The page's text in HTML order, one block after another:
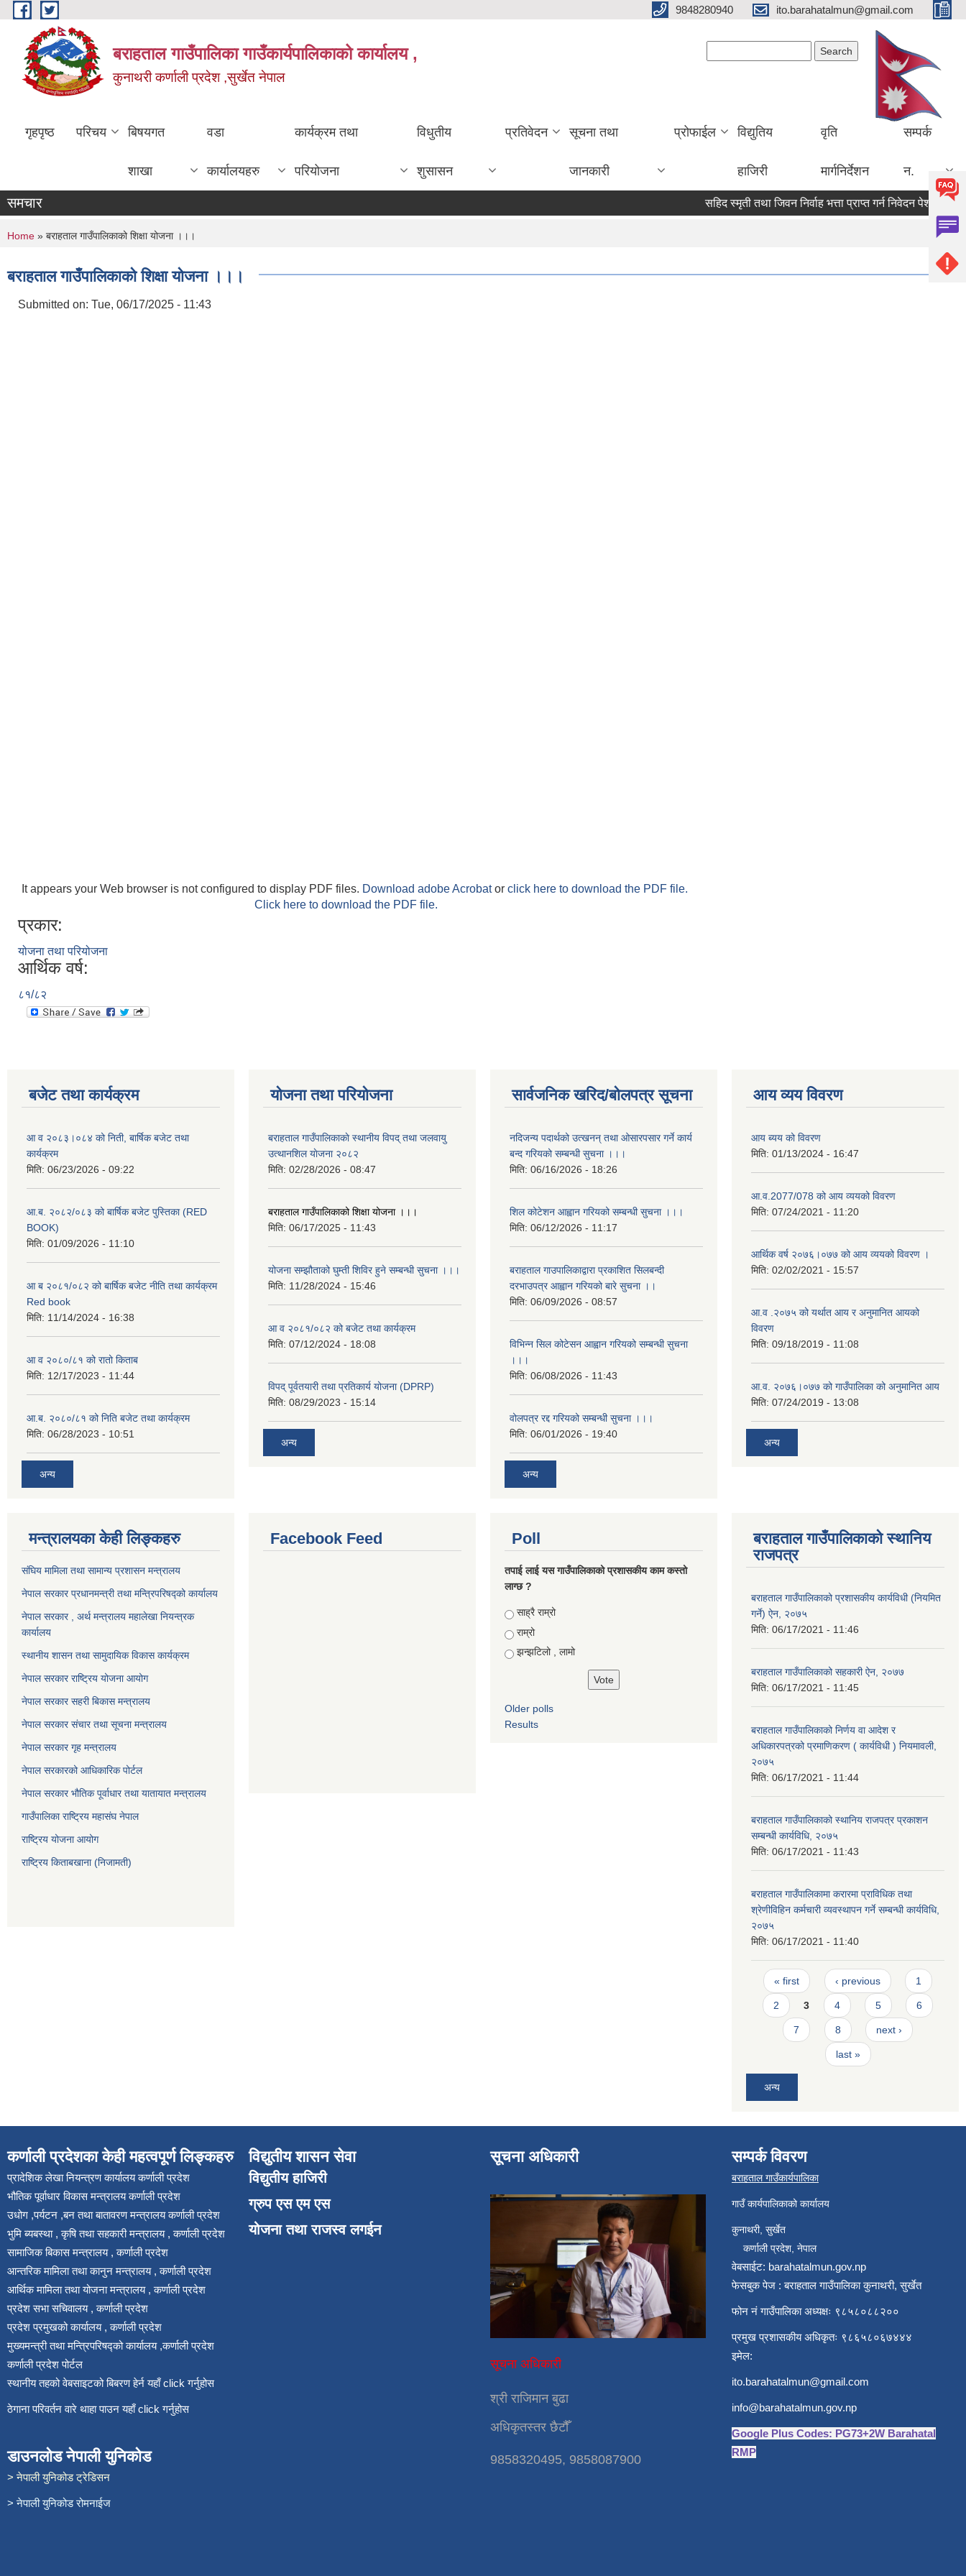
Skip to main content 9848280940 ito.barahatalmun@gmail.com
बराहताल गाउँपालिका गाउँकार्यपालिकाको कार्यालय ,
कुनाथरी कर्णाली प्रदेश ,सुर्खेत नेपाल
गृहपृष्ठ परिचय बिषयगत
शाखा
वडा
कार्यालयहरु
कार्यक्रम तथा
परियोजना
विधुतीय
शुसासन
प्रतिवेदन सूचना तथा
जानकारी
प्रोफाईल विद्युतिय
हाजिरी
वृति
मार्गनिर्देशन
सम्पर्क
न.
समचार सहिद स्मृती तथा जिवन निर्वाह भत्ता प्राप्त गर्न निवेदन पेश गर्ने
You are here
Home » बराहताल गाउँपालिकाको शिक्षा योजना ।।।
बराहताल गाउँपालिकाको शिक्षा योजना ।।।
Submitted on: Tue, 06/17/2025 - 11:43
It appears your Web browser is not configured to display PDF files. Download adobe Acrobator click here to download the PDF file.
Click here to download the PDF file.
प्रकार:
योजना तथा परियोजना
आर्थिक वर्ष:
८१/८२
बजेट तथा कार्यक्रम
आ व २०८३।०८४ को निती, बार्षिक बजेट तथा
कार्यक्रम
मिति: 06/23/2026 - 09:22
आ.ब. २०८२/०८३ को बार्षिक बजेट पुस्तिका (RED
BOOK)
मिति: 01/09/2026 - 11:10
आ ब २०८१/०८२ को बार्षिक बजेट नीति तथा कार्यक्रम
Red book
मिति: 11/14/2024 - 16:38
आ व २०८०/८१ को रातो किताब
मिति: 12/17/2023 - 11:44
आ.ब. २०८०/८१ को निति बजेट तथा कार्यक्रम
मिति: 06/28/2023 - 10:51
अन्य
योजना तथा परियोजना
बराहताल गाउँपालिकाकाे स्थानीय विपद् तथा जलवायु
उत्थानशिल याेजना २०८२
मिति: 02/28/2026 - 08:47
बराहताल गाउँपालिकाको शिक्षा योजना ।।।
मिति: 06/17/2025 - 11:43
योजना सम्झौताको घुम्ती शिविर हुने सम्बन्धी सुचना ।।।
मिति: 11/28/2024 - 15:46
आ व २०८१/०८२ को बजेट तथा कार्यक्रम
मिति: 07/12/2024 - 18:08
विपद् पूर्वतयारी तथा प्रतिकार्य योजना (DPRP)
मिति: 08/29/2023 - 15:14
अन्य
सार्वजनिक खरिद/बोलपत्र सूचना
नदिजन्य पदार्थको उत्खनन् तथा ओसारपसार गर्ने कार्य
बन्द गरियको सम्बन्धी सुचना ।।।
मिति: 06/16/2026 - 18:26
शिल कोटेशन आह्वान गरियको सम्बन्धी सुचना ।।।
मिति: 06/12/2026 - 11:17
बराहताल गाउपालिकाद्वारा प्रकाशित सिलबन्दी
दरभाउपत्र आह्वान गरियको बारे सुचना ।।
मिति: 06/09/2026 - 08:57
विभिन्न सिल कोटेसन आह्वान गरियको सम्बन्धी सुचना
।।।
मिति: 06/08/2026 - 11:43
वोलपत्र रद्द गरियको सम्बन्धी सुचना ।।।
मिति: 06/01/2026 - 19:40
अन्य
आय व्यय विवरण
आय ब्यय को विवरण
मिति: 01/13/2024 - 16:47
आ.व.2077/078 को आय व्ययको विवरण
मिति: 07/24/2021 - 11:20
आर्थिक वर्ष २०७६।०७७ को आय व्ययको विवरण ।
मिति: 02/02/2021 - 15:57
आ.व .२०७५ को यर्थात आय र अनुमानित आयको
विवरण
मिति: 09/18/2019 - 11:08
आ.व. २०७६।०७७ को गाउँपालिका को अनुमानित आय
मिति: 07/24/2019 - 13:08
अन्य
मन्त्रालयका केही लिङ्कहरु
संघिय मामिला तथा सामान्य प्रशासन मन्त्रालय
नेपाल सरकार प्रधानमन्त्री तथा मन्त्रिपरिषद्को कार्यालय
नेपाल सरकार , अर्थ मन्त्रालय महालेखा नियन्त्रक
कार्यालय
स्थानीय शासन तथा सामुदायिक विकास कार्यक्रम
नेपाल सरकार राष्ट्रिय योजना आयोग
नेपाल सरकार सहरी बिकास मन्त्रालय
नेपाल सरकार संचार तथा सूचना मन्त्रालय
नेपाल सरकार गृह मन्त्रालय
नेपाल सरकारको आधिकारिक पोर्टल
नेपाल सरकार भौतिक पूर्वाधार तथा यातायात मन्त्रालय
गाउँपालिका राष्ट्रिय महासंघ नेपाल
राष्ट्रिय योजना आयोग
राष्ट्रिय किताबखाना (निजामती)
Facebook Feed Poll
तपाई लाई यस गाउँपालिकाको प्रशासकीय काम कस्तो
लाग्छ ?
Choices
साह्रै राम्रो
राम्रो
झन्झटिलो , लामो
Older polls
Results
बराहताल गाउँपालिकाको स्थानिय
राजपत्र
बराहताल गाउँपालिकाको प्रशासकीय कार्यविधी (नियमित
गर्ने) ऐन, २०७५
मिति: 06/17/2021 - 11:46
बराहताल गाउँपालिकाको सहकारी ऐन, २०७७
मिति: 06/17/2021 - 11:45
बराहताल गाउँपालिकाको निर्णय वा आदेश र
अधिकारपत्रको प्रमाणिकरण ( कार्यविधी ) नियमावली,
२०७५
मिति: 06/17/2021 - 11:44
बराहताल गाउँपालिकाको स्थानिय राजपत्र प्रकाशन
सम्बन्धी कार्यविधि, २०७५
मिति: 06/17/2021 - 11:43
बराहताल गाउँपालिकामा करारमा प्राविधिक तथा
श्रेणीविहिन कर्मचारी व्यवस्थापन गर्ने सम्बन्धी कार्यविधि,
२०७५
मिति: 06/17/2021 - 11:40
Pages
« first ‹ previous 1
2 3 4 5 6
7 8 next ›
last »
अन्य
कर्णाली प्रदेशका केही महत्वपूर्ण लिङ्कहरु
प्रादेशिक लेखा नियन्त्रण कार्यालय कर्णाली प्रदेश
भौतिक पूर्वाधार विकास मन्त्रालय कर्णाली प्रदेश
उधोग ,पर्यटन ,बन तथा बातावरण मन्त्रालय कर्णाली प्रदेश
भुमि ब्यबस्था , कृषि तथा सहकारी मन्त्रालय , कर्णाली प्रदेश
सामाजिक बिकास मन्त्रालय , कर्णाली प्रदेश
आन्तरिक मामिला तथा कानुन मन्त्रालय , कर्णाली प्रदेश
आर्थिक मामिला तथा योजना मन्त्रालय , कर्णाली प्रदेश
प्रदेश सभा सचिवालय , कर्णाली प्रदेश
प्रदेश प्रमुखको कार्यालय , कर्णाली प्रदेश
मुख्यमन्त्री तथा मन्त्रिपरिषद्को कार्यालय ,कर्णाली प्रदेश
कर्णाली प्रदेश पोर्टल
स्थानीय तहको वेबसाइटको बिबरण हेर्न यहाँ click गर्नुहोस
ठेगाना परिवर्तन वारे थाहा पाउन यहाँ click गर्नुहोस
डाउनलोड नेपाली युनिकोड
> नेपाली युनिकोड ट्रेडिसन
> नेपाली युनिकोड रोमनाईज
विद्युतीय शासन सेवा
विद्युतीय हाजिरी
ग्रुप एस एम एस
योजना तथा राजस्व लगईन
सूचना अधिकारी
सूचना अधिकारी
श्री राजिमान बुढा
अधिकृतस्तर छैटौँ
9858320495, 9858087900
सम्पर्क विवरण
बराहताल गाउँकार्यपालिका
गाउँ कार्यपालिकाको कार्यालय
कुनाथरी, सुर्खेत
कर्णाली प्रदेश, नेपाल
वेबसाईट: barahatalmun.gov.np
फेसबुक पेज : बराहताल गाउँपालिका कुनाथरी, सुर्खेत
फोन नं गाउँपालिका अध्यक्षः ९८५८०८८२००
प्रमुख प्रशासकीय अधिकृतः ९८६५८०६७४४४
इमेल:
ito.barahatalmun@gmail.com
info@barahatalmun.gov.np
Google Plus Codes: PG73+2W Barahatal
RMP